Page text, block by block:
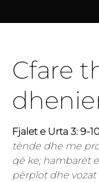
Cfare
Fjalet e Urta 3: 9-10
tënde dhe me
që ke; hambarët
përplot dhe